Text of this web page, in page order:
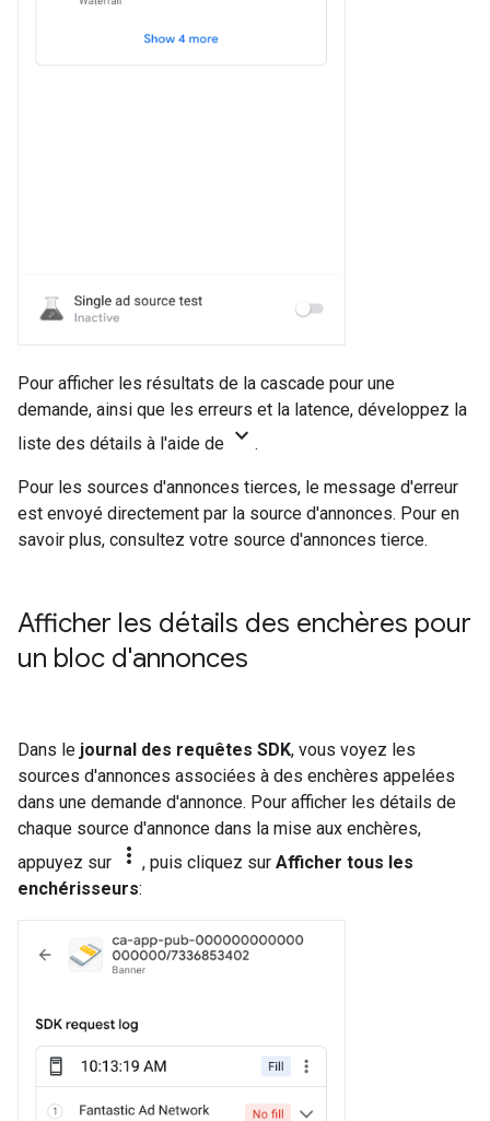
Pour afficher les résultats de la cascade pour une
demande, ainsi que les erreurs et la latence, développez la
liste des détails à l'aide de keyboard_arrow_down .
Pour les sources d'annonces tierces, le message d'erreur
est envoyé directement par la source d'annonces. Pour en
savoir plus, consultez votre source d'annonces tierce.
Afficher les détails des enchères pour
un bloc d'annonces
Dans le journal des requêtes SDK, vous voyez les
sources d'annonces associées à des enchères appelées
dans une demande d'annonce. Pour afficher les détails de
chaque source d'annonce dans la mise aux enchères,
appuyez sur
more_vert , puis cliquez sur Afficher tous les
enchérisseurs: